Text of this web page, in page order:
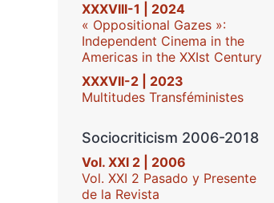
XXXVIII-1 | 2024
« Oppositional Gazes »:
Independent Cinema in the
Americas in the XXIst Century
XXXVII-2 | 2023
Multitudes Transféministes
Sociocriticism 2006-2018
Vol. XXI 2 | 2006
Vol. XXI 2 Pasado y Presente
de la Revista